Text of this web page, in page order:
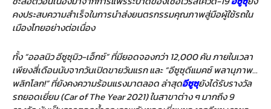
คงประสบความสำเร็จในการนำส่งยนตรกรรมคุณภาพสู่มือผู้ใช้รถใน
เมืองไทยอย่างต่อเนื่อง
ทั้ง “ออลนิว อีซูซุมิว-เอ็กซ์” ที่มียอดจองกว่า 12,000 คัน ภายในเวลา
เพียงสี่เดือนนับจากวันเปิดขายวันแรก และ “อีซูซุดีแมคซ์ พลานุภาพ…
พลิกโลก!” ที่ยังคงความร้อนแรงมาตลอด ล่าสุดอีซูซุยังได้รับรางวัล
รถยอดเยี่ยม (Car of The Year 2021) ในสาขาต่าง ๆ มากถึง 9